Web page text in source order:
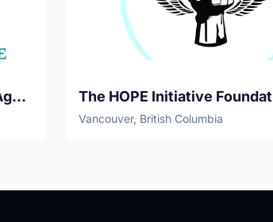
Universal Rehabilitation Service Agency (URSA) The HOPE Initiative
Vancouver, British Columbia